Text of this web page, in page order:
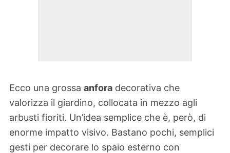
Ecco una grossa anfora decorativa che
valorizza il giardino, collocata in mezzo agli
arbusti fioriti. Un’idea semplice che è, però, di
enorme impatto visivo. Bastano pochi, semplici
gesti per decorare lo spaio esterno con